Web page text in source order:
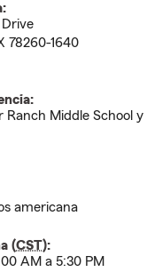
Drive
78260-1640
Ranch Middle School y
americana
(CST):
AM a 5:30 PM